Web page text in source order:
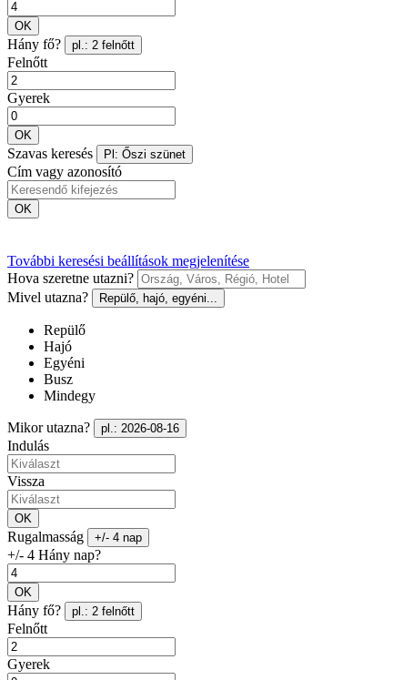
OK
Hány fő? pl.: 2 felnőtt
Felnőtt
Gyerek
OK
Szavas keresés Pl: Őszi szünet
Cím vagy azonosító
OK
További keresési beállítások megjelenítése
Hova szeretne utazni?
Mivel utazna?
Repülő, hajó, egyéni...
Repülő
Hajó
Egyéni
Busz
Mindegy
Mikor utazna? pl.: 2026-08-16
Indulás
Vissza
OK
Rugalmasság +/- 4 nap
+/- 4 Hány nap?
OK
Hány fő? pl.: 2 felnőtt
Felnőtt
Gyerek